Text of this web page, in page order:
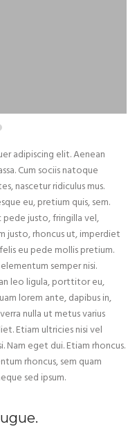
adipiscing elit. Aenean
Cum sociis natoque
nascetur ridiculus mus.
eu, pretium quis, sem.
pede justo, fringilla vel,
justo, rhoncus ut, imperdiet
eu pede mollis pretium.
semper nisi.
leo ligula, porttitor eu,
lorem ante, dapibus in,
nulla ut metus varius
Etiam ultricies nisi vel
Nam eget dui. Etiam rhoncus.
rhoncus, sem quam
sed ipsum.